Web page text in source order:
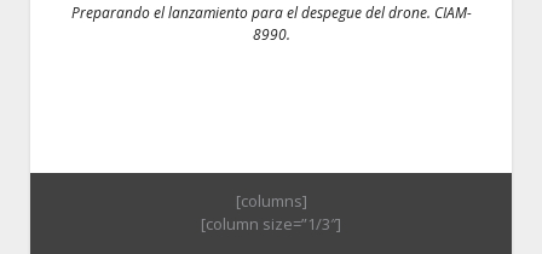
Preparando el lanzamiento para el despegue del drone. CIAM-
8990.
[columns]
[column size=”1/3″]